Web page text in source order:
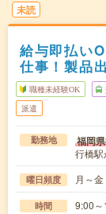
未読
給与即払い
仕事！製品
職種未経験OK
派遣
勤務地 福岡
行橋
曜日頻度 月～金
時間 9:00～